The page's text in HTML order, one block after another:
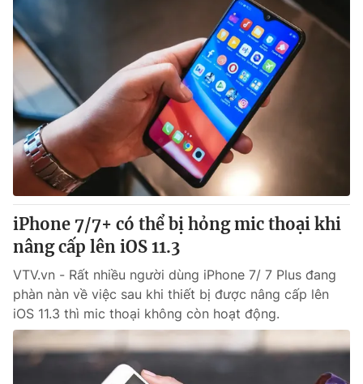
Tổng đài VTV:
024.38 355 931 - 024.38 355 932
Ðiện thoại Thời báo VTV:
024.66 897 897
Email:
Liên hệ quảng cáo:024-7300.7108
® Cấm sao chép dưới mọi hình thức nếu không có sự chấp
thuận bằng văn bản. Ghi rõ nguồn VTV.vn khi phát hành lại
thông tin từ website này.
iPhone 7/7+ có thể bị hỏng mic thoại khi
nâng cấp lên iOS 11.3
VTV.vn - Rất nhiều người dùng iPhone 7/ 7 Plus đang
phàn nàn về việc sau khi thiết bị được nâng cấp lên
iOS 11.3 thì mic thoại không còn hoạt động.